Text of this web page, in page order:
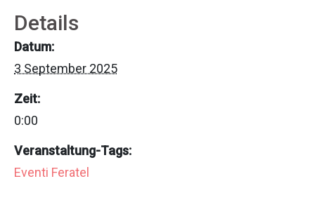
Details
Datum:
3 September 2025
Zeit:
0:00
Veranstaltung-Tags:
Eventi Feratel